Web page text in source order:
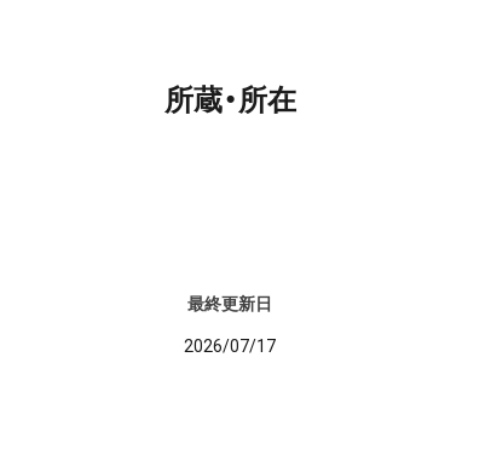
所蔵・所在
最終更新日
2026/07/17